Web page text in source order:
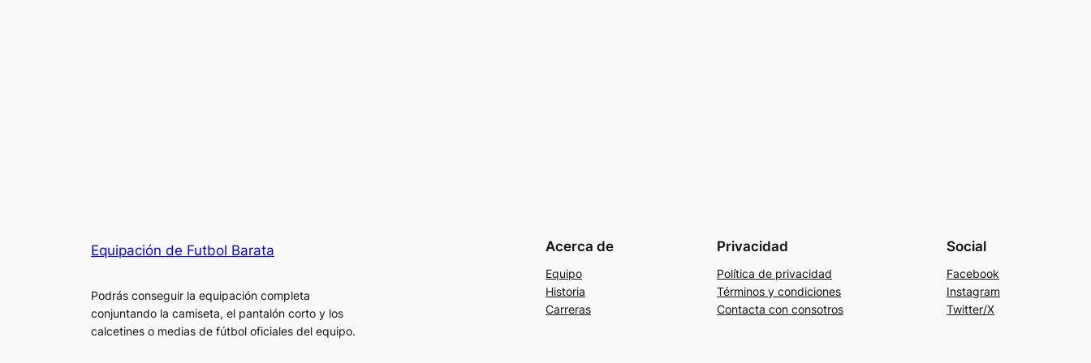
Equipación de Futbol Barata
Podrás conseguir la equipación completa
conjuntando la camiseta, el pantalón corto y los
calcetines o medias de fútbol oficiales del equipo.
Acerca de
Equipo
Historia
Carreras
Privacidad
Política de privacidad
Términos y condiciones
Contacta con consotros
Social
Facebook
Instagram
Twitter/X